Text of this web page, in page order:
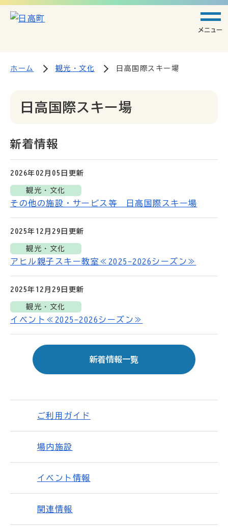
メニュー
ホーム 観光・文化 日高国際スキー場
日高国際スキー場
新着情報
2026年02月05日 更新
観光・文化
その他の施設・サービス等 日高国際スキー場
2025年12月29日 更新
観光・文化
アヒル親子スキー教室≪2025-2026シーズン≫
2025年12月29日 更新
観光・文化
イベント≪2025-2026シーズン≫
新着情報一覧
ご利用ガイド
場内施設
イベント情報
関連情報